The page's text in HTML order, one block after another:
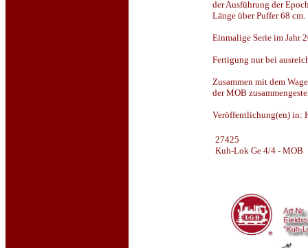
der Ausführung der
Länge über Puffer 68 cm.
Einmalige Serie im Jahr
Fertigung nur bei
Zusammen mit dem
der MOB
Veröffentlichung(en) in:
27425
Kuh-Lok Ge 4/4 - MOB